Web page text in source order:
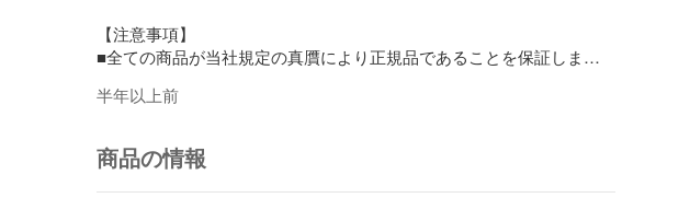
【注意事項】
■全ての商品が当社規定の真贋により正規品であることを保証しま
■商品状態についての記述は商品本体についてのものであり、これに
含まないことがございます。
■付属品（箱、保存袋等）は備考に記載が特に無い場合、お付けする
ことができません。新品商品であっても箱の無いものもございますの
半年以上前
商品の情報